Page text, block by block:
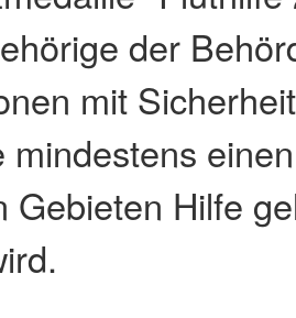
der
mit
mindestens
Gebieten Hilfe